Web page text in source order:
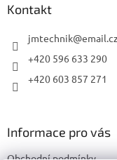
Kontakt
jmtechnik@email.cz
+420 596 633 290
+420 603 857 271
Informace pro vás